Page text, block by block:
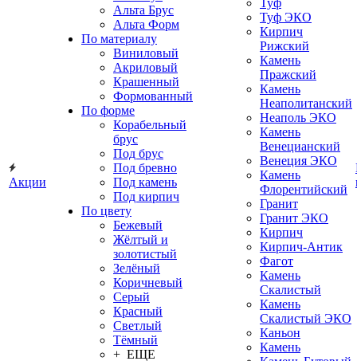
Акции
Альта Брус
Альта Форм
По материалу
Виниловый
Акриловый
Крашенный
Формованный
По форме
Корабельный
брус
Под брус
Под бревно
Под камень
Под кирпич
По цвету
Бежевый
Жёлтый и
золотистый
Зелёный
Коричневый
Серый
Красный
Светлый
Тёмный
+ ЕЩЕ
Туф
Туф ЭКО
Кирпич
Рижский
Камень
Пражский
Камень
Неаполитанский
Неаполь ЭКО
Камень
Венецианский
Венеция ЭКО
Камень
Флорентийский
Гранит
Гранит ЭКО
Кирпич
Кирпич-Антик
Фагот
Камень
Скалистый
Камень
Скалистый ЭКО
Каньон
Камень